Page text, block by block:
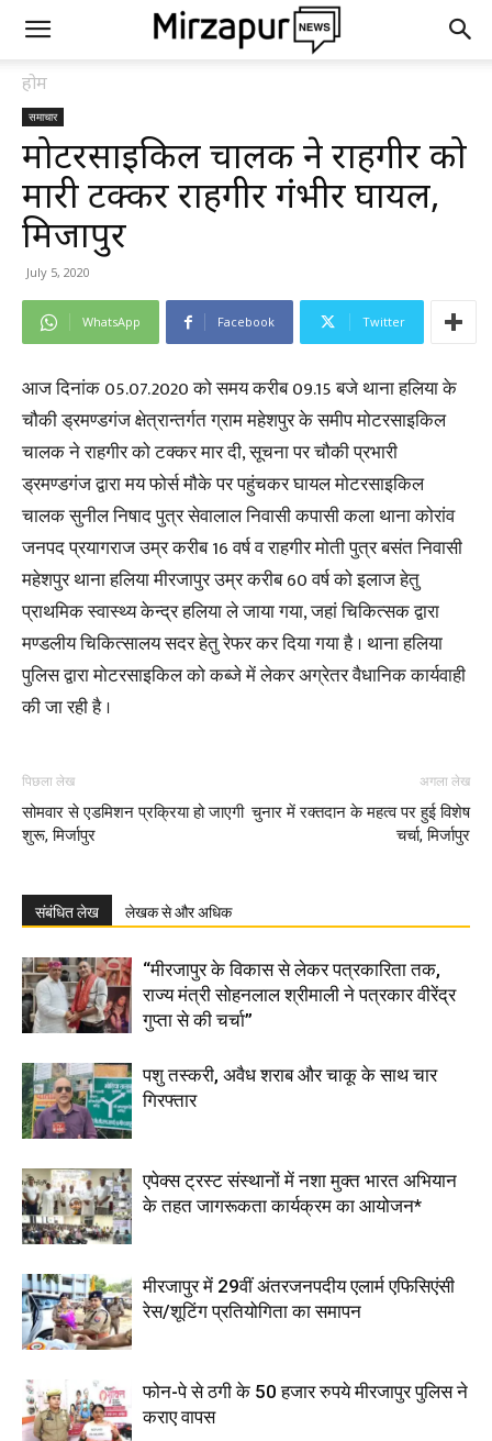
होम
समाचार
मोटरसाइकिल चालक ने राहगीर को
मारी टक्कर राहगीर गंभीर घायल,
मिर्जापुर
July 5, 2020
WhatsApp Facebook Twitter
आज दिनांक 05.07.2020 को समय करीब 09.15 बजे थाना हलिया के
चौकी ड्रमण्डगंज क्षेत्रान्तर्गत ग्राम महेशपुर के समीप मोटरसाइकिल
चालक ने राहगीर को टक्कर मार दी, सूचना पर चौकी प्रभारी
ड्रमण्डगंज द्वारा मय फोर्स मौके पर पहुंचकर घायल मोटरसाइकिल
चालक सुनील निषाद पुत्र सेवालाल निवासी कपासी कला थाना कोरांव
जनपद प्रयागराज उम्र करीब 16 वर्ष व राहगीर मोती पुत्र बसंत निवासी
महेशपुर थाना हलिया मीरजापुर उम्र करीब 60 वर्ष को इलाज हेतु
प्राथमिक स्वास्थ्य केन्द्र हलिया ले जाया गया, जहां चिकित्सक द्वारा
मण्डलीय चिकित्सालय सदर हेतु रेफर कर दिया गया है । थाना हलिया
पुलिस द्वारा मोटरसाइकिल को कब्जे में लेकर अग्रेतर वैधानिक कार्यवाही
की जा रही है ।
पिछला लेख
सोमवार से एडमिशन प्रक्रिया हो जाएगी
शुरू, मिर्जापुर
अगला लेख
चुनार में रक्तदान के महत्व पर हुई विशेष
चर्चा, मिर्जापुर
संबंधित लेख लेखक से और अधिक
“मीरजापुर के विकास से लेकर पत्रकारिता तक,
राज्य मंत्री सोहनलाल श्रीमाली ने पत्रकार वीरेंद्र
गुप्ता से की चर्चा”
पशु तस्करी, अवैध शराब और चाकू के साथ चार
गिरफ्तार
एपेक्स ट्रस्ट संस्थानों में नशा मुक्त भारत अभियान
के तहत जागरूकता कार्यक्रम का आयोजन*
मीरजापुर में 29वीं अंतरजनपदीय एलार्म एफिसिएंसी
रेस/शूटिंग प्रतियोगिता का समापन
फोन-पे से ठगी के 50 हजार रुपये मीरजापुर पुलिस ने
कराए वापस